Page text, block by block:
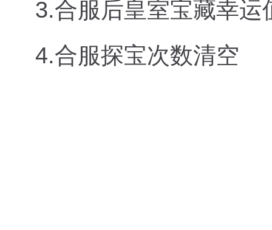
3.合服后皇室宝藏幸运
4.合服探宝次数清空